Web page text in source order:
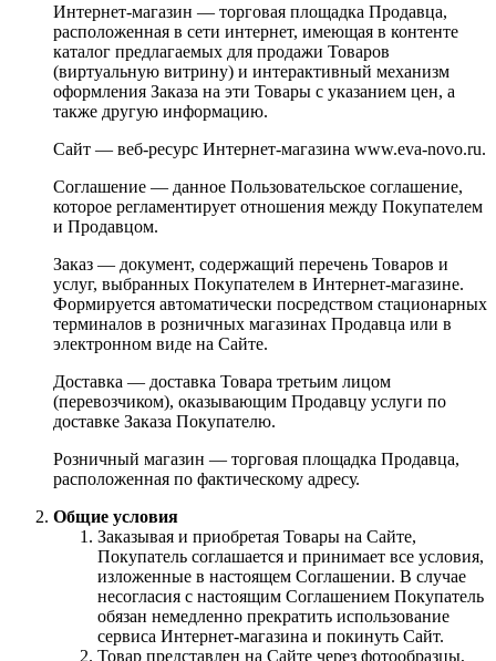
Интернет-магазин — торговая площадка Продавца,
расположенная в сети интернет, имеющая в контенте
каталог предлагаемых для продажи Товаров
(виртуальную витрину) и интерактивный механизм
оформления Заказа на эти Товары с указанием цен, а
также другую информацию.
Сайт — веб-ресурс Интернет-магазина www.eva-novo.ru.
Соглашение — данное Пользовательское соглашение,
которое регламентирует отношения между Покупателем
и Продавцом.
Заказ — документ, содержащий перечень Товаров и
услуг, выбранных Покупателем в Интернет-магазине.
Формируется автоматически посредством стационарных
терминалов в розничных магазинах Продавца или в
электронном виде на Сайте.
Доставка — доставка Товара третьим лицом
(перевозчиком), оказывающим Продавцу услуги по
доставке Заказа Покупателю.
Розничный магазин — торговая площадка Продавца,
расположенная по фактическому адресу.
Общие условия
Заказывая и приобретая Товары на Сайте,
Покупатель соглашается и принимает все условия,
изложенные в настоящем Соглашении. В случае
несогласия с настоящим Соглашением Покупатель
обязан немедленно прекратить использование
сервиса Интернет-магазина и покинуть Сайт.
Товар представлен на Сайте через фотообразцы,